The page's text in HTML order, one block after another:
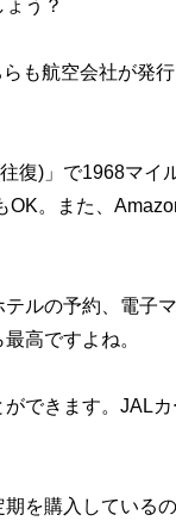
う？
も航空会社が発
復)」で1968マイ
。また、
ルの予約、電子
高ですよね。
できます。JAL
を購入している